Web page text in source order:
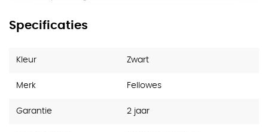
Specificaties
Kleur Zwart
Merk Fellowes
Garantie 2 jaar